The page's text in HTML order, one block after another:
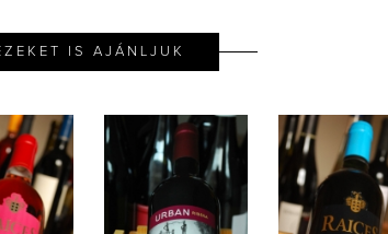
IS AJÁNLJUK